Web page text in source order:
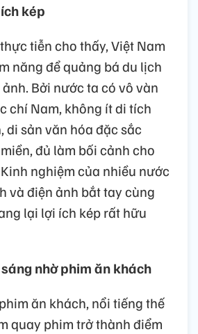
kép
tiễn cho thấy, Việt Nam
năng để quảng bá du lịch
Bởi nước ta có vô vàn
chí Nam, không ít di tích
di sản văn hóa đặc sắc
đủ làm bối cảnh cho
nghiệm của nhiều nước
và điện ảnh bắt tay cùng
lại lợi ích kép rất hữu
nhờ phim ăn khách
ăn khách, nổi tiếng thế
quay phim trở thành điểm